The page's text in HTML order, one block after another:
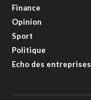
Finance
Opinion
Sport
Politique
Echo des entreprises